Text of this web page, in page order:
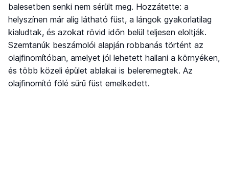
balesetben senki nem sérült meg. Hozzátette: a
helyszínen már alig látható füst, a lángok gyakorlatilag
kialudtak, és azokat rövid időn belül teljesen eloltják.
Szemtanúk beszámolói alapján robbanás történt az
olajfinomítóban, amelyet jól lehetett hallani a környéken,
és több közeli épület ablakai is beleremegtek. Az
olajfinomító fölé sűrű füst emelkedett.